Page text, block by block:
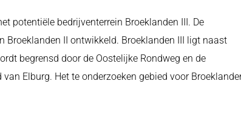
potentiële bedrijventerrein Broeklanden III. De
Broeklanden II ontwikkeld. Broeklanden III ligt naast
begrensd door de Oostelijke Rondweg en de
Elburg. Het te onderzoeken gebied voor